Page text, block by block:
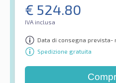
€ 524.80
IVA inclusa
Data di consegna prevista-
Spedizione gratuita